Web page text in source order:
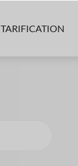
TARIFICATION